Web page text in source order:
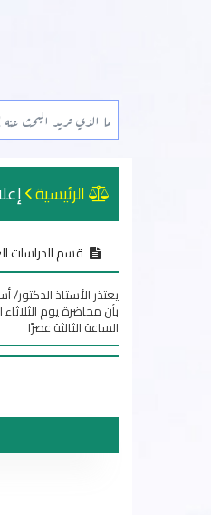
الرئيسية
قسم الدراسات
الساعة الثالثة عصرًا